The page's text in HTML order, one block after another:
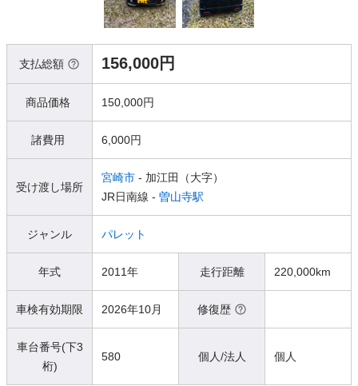
支払総額 156,000円
商品価格 150,000円
諸費用 6,000円
受け渡し場所
宮崎市 - 加江田（大字）
JR日南線 - 曽山寺駅
ジャンル パレット
年式 2011年 走行距離 220,000km
車検有効期限 2026年10月 修復歴
車台番号(下3
桁)
580 個人/法人 個人